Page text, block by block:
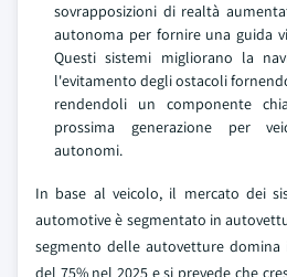
sovrapposizioni di realtà
autonoma per fornire una guida
Questi sistemi migliorano la
l'evitamento degli ostacoli
rendendoli un componente
prossima generazione per
autonomi.
In base al veicolo, il mercato dei
automotive è segmentato in
segmento delle autovetture
del 75% nel 2025 e si prevede che